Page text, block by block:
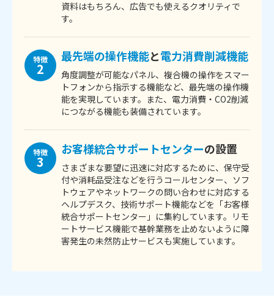
資料はもちろん、広告でも使えるクオリティで
す。
特徴
2
最先端の操作機能と電力消費削減機能
角度調整が可能なパネル、複合機の操作をスマー
トフォンから指示する機能など、最先端の操作機
能を実現しています。また、電力消費・CO2削減
につながる機能も装備されています。
特徴
3
お客様統合サポートセンターの設置
さまざまな要望に迅速に対応するために、保守受
付や消耗品受注などを行うコールセンター、ソフ
トウェアやネットワークの問い合わせに対応する
ヘルプデスク、技術サポート機能などを「お客様
統合サポートセンター」に集約しています。リモ
ートサービス機能で基幹業務を止めないように障
害発生の未然防止サービスも実施しています。